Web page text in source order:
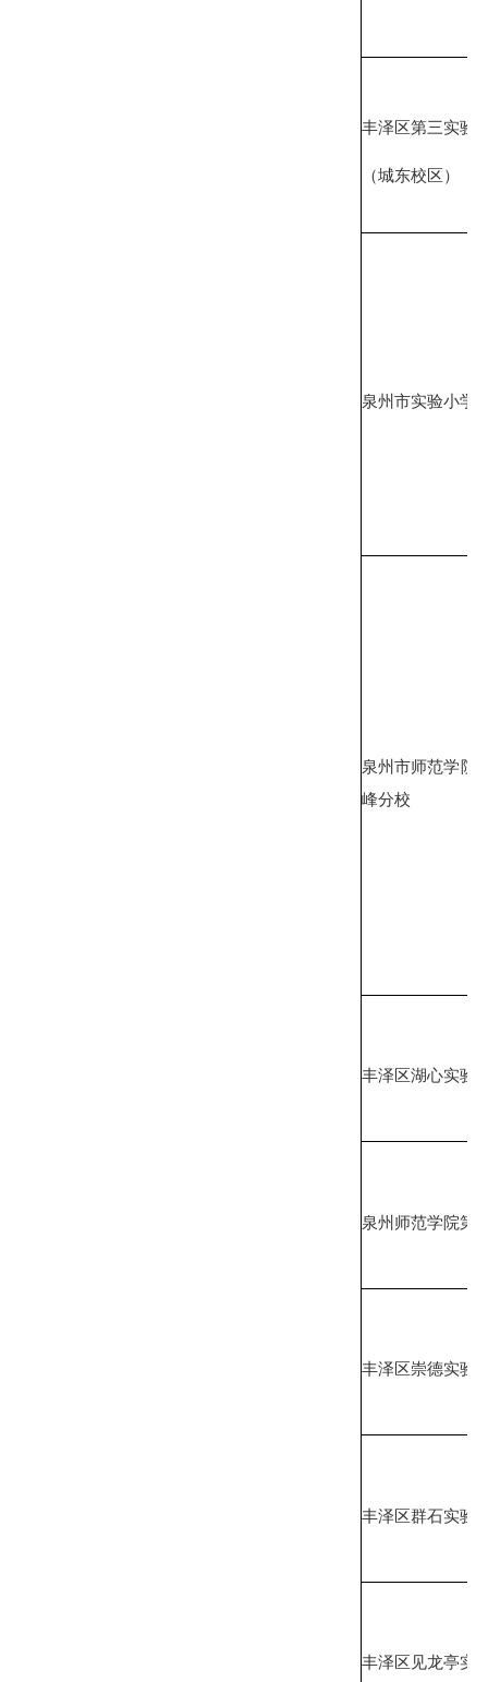
丰泽区第三实验
（城东校区）
泉州市实验小学
泉州市师范学院
峰分校
丰泽区湖心实验
泉州师范学院第
丰泽区崇德实验
丰泽区群石实验
丰泽区见龙亭实